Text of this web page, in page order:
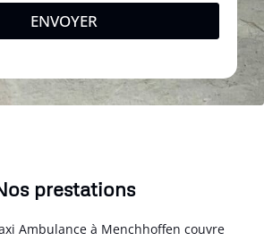
ENVOYER
prestations
Ambulance à Menchhoffen couvre